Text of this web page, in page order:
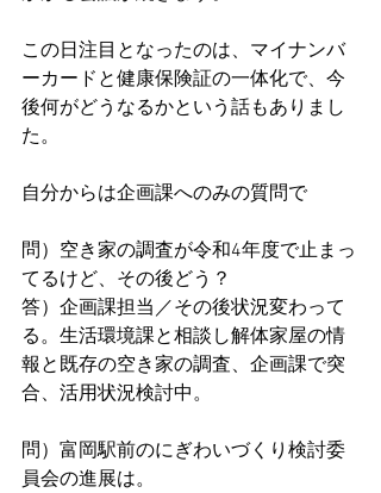
この日注目となったのは、マイナンバ
ーカードと健康保険証の一体化で、今
後何がどうなるかという話もありまし
た。
自分からは企画課へのみの質問で
問）空き家の調査が令和4年度で止まっ
てるけど、その後どう？
答）企画課担当／その後状況変わって
る。生活環境課と相談し解体家屋の情
報と既存の空き家の調査、企画課で突
合、活用状況検討中。
問）富岡駅前のにぎわいづくり検討委
員会の進展は。